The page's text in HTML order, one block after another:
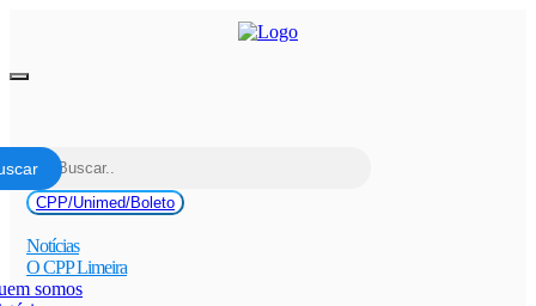
conteúdo
Alternar
CPP/Unimed/Boleto
Notícias
O CPP Limeira
somos